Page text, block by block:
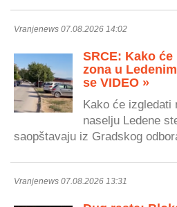
Vranjenews 07.08.2026 14:02
SRCE: Kako
zona u
se VIDEO »
Kako će izgledati
naselju Ledene
saopštavaju iz Gradskog
Vranjenews 07.08.2026 13:31